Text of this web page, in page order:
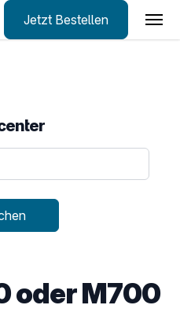
Jetzt Bestellen
oder M700